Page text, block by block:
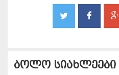
ბოლო სიახლეები